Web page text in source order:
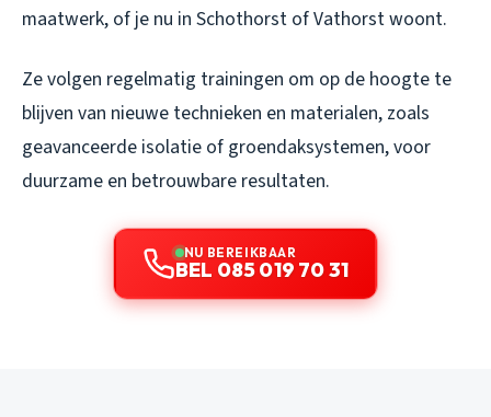
maatwerk, of je nu in Schothorst of Vathorst woont.
Ze volgen regelmatig trainingen om op de hoogte te
blijven van nieuwe technieken en materialen, zoals
geavanceerde isolatie of groendaksystemen, voor
duurzame en betrouwbare resultaten.
NU BEREIKBAAR
BEL 085 019 70 31